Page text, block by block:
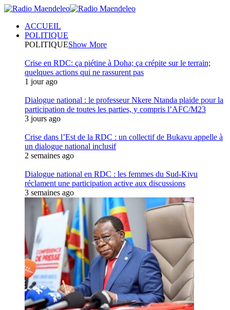
ACCUEIL
POLITIQUE
POLITIQUEShow More
Crise en RDC: ça piétine à Doha; ça crépite sur le terrain;
quelques actions qui ne rassurent pas
1 jour ago
Dialogue national : le professeur Nkere Ntanda plaide pour la
participation de toutes les parties, y compris l’AFC/M23
3 jours ago
Crise dans l’Est de la RDC : un collectif de Bukavu appelle à
un dialogue national inclusif
2 semaines ago
Dialogue national en RDC : les femmes du Sud-Kivu
réclament une participation active aux discussions
3 semaines ago